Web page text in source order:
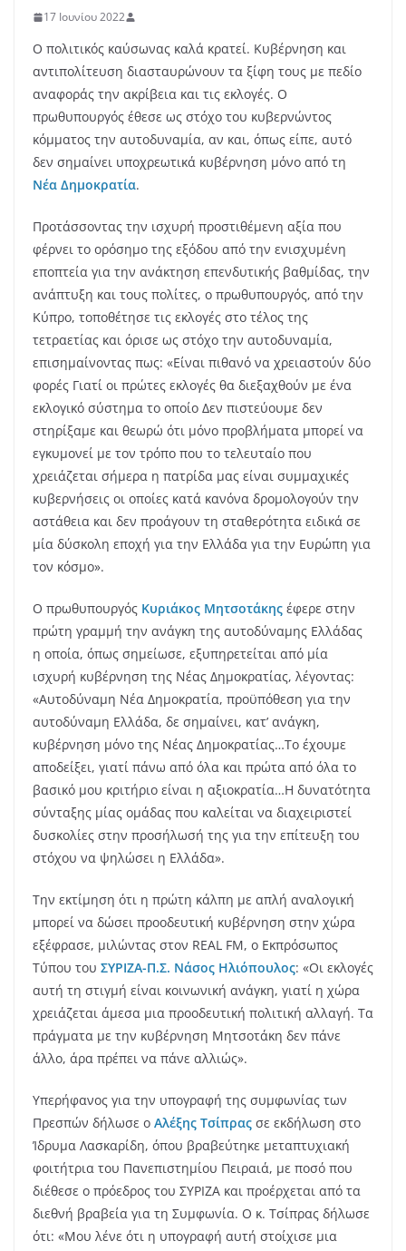
17 Ιουνίου 2022
Ο πολιτικός καύσωνας καλά κρατεί. Κυβέρνηση και
αντιπολίτευση διασταυρώνουν τα ξίφη τους με πεδίο
αναφοράς την ακρίβεια και τις εκλογές. Ο
πρωθυπουργός έθεσε ως στόχο του κυβερνώντος
κόμματος την αυτοδυναμία, αν και, όπως είπε, αυτό
δεν σημαίνει υποχρεωτικά κυβέρνηση μόνο από τη
Νέα Δημοκρατία.
Προτάσσοντας την ισχυρή προστιθέμενη αξία που
φέρνει το ορόσημο της εξόδου από την ενισχυμένη
εποπτεία για την ανάκτηση επενδυτικής βαθμίδας, την
ανάπτυξη και τους πολίτες, ο πρωθυπουργός, από την
Κύπρο, τοποθέτησε τις εκλογές στο τέλος της
τετραετίας και όρισε ως στόχο την αυτοδυναμία,
επισημαίνοντας πως: «Είναι πιθανό να χρειαστούν δύο
φορές Γιατί οι πρώτες εκλογές θα διεξαχθούν με ένα
εκλογικό σύστημα το οποίο Δεν πιστεύουμε δεν
στηρίξαμε και θεωρώ ότι μόνο προβλήματα μπορεί να
εγκυμονεί με τον τρόπο που το τελευταίο που
χρειάζεται σήμερα η πατρίδα μας είναι συμμαχικές
κυβερνήσεις οι οποίες κατά κανόνα δρομολογούν την
αστάθεια και δεν προάγουν τη σταθερότητα ειδικά σε
μία δύσκολη εποχή για την Ελλάδα για την Ευρώπη για
τον κόσμο».
Ο πρωθυπουργός Κυριάκος Μητσοτάκης έφερε στην
πρώτη γραμμή την ανάγκη της αυτοδύναμης Ελλάδας
η οποία, όπως σημείωσε, εξυπηρετείται από μία
ισχυρή κυβέρνηση της Νέας Δημοκρατίας, λέγοντας:
«Αυτοδύναμη Νέα Δημοκρατία, προϋπόθεση για την
αυτοδύναμη Ελλάδα, δε σημαίνει, κατ’ ανάγκη,
κυβέρνηση μόνο της Νέας Δημοκρατίας…Το έχουμε
αποδείξει, γιατί πάνω από όλα και πρώτα από όλα το
βασικό μου κριτήριο είναι η αξιοκρατία…Η δυνατότητα
σύνταξης μίας ομάδας που καλείται να διαχειριστεί
δυσκολίες στην προσήλωσή της για την επίτευξη του
στόχου να ψηλώσει η Ελλάδα».
Την εκτίμηση ότι η πρώτη κάλπη με απλή αναλογική
μπορεί να δώσει προοδευτική κυβέρνηση στην χώρα
εξέφρασε, μιλώντας στον REAL FM, ο Εκπρόσωπος
Τύπου του ΣΥΡΙΖΑ-Π.Σ. Νάσος Ηλιόπουλος: «Οι εκλογές
αυτή τη στιγμή είναι κοινωνική ανάγκη, γιατί η χώρα
χρειάζεται άμεσα μια προοδευτική πολιτική αλλαγή. Τα
πράγματα με την κυβέρνηση Μητσοτάκη δεν πάνε
άλλο, άρα πρέπει να πάνε αλλιώς».
Υπερήφανος για την υπογραφή της συμφωνίας των
Πρεσπών δήλωσε ο Αλέξης Τσίπρας σε εκδήλωση στο
Ίδρυμα Λασκαρίδη, όπου βραβεύτηκε μεταπτυχιακή
φοιτήτρια του Πανεπιστημίου Πειραιά, με ποσό που
διέθεσε ο πρόεδρος του ΣΥΡΙΖΑ και προέρχεται από τα
διεθνή βραβεία για τη Συμφωνία. Ο κ. Τσίπρας δήλωσε
ότι: «Μου λένε ότι η υπογραφή αυτή στοίχισε μια